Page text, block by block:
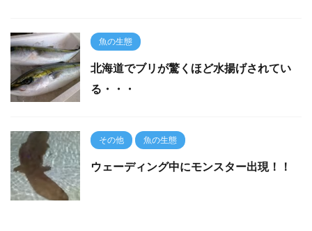
魚の生態
北海道でブリが驚くほど水揚げされてい
る・・・
その他 魚の生態
ウェーディング中にモンスター出現！！